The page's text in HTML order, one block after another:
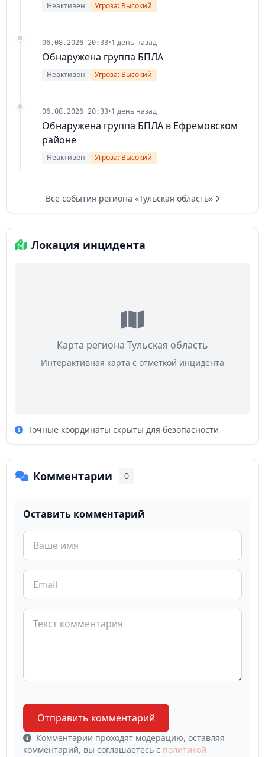
Неактивен Угроза: Высокий
06.08.2026 20:33•1 день назад
Обнаружена группа БПЛА
Неактивен Угроза: Высокий
06.08.2026 20:33•1 день назад
Обнаружена группа БПЛА в Ефремовском
районе
Неактивен Угроза: Высокий
Все события региона «Тульская область»
Локация инцидента
Карта региона Тульская область
Интерактивная карта с отметкой инцидента
Точные координаты скрыты для безопасности
Комментарии 0
Оставить комментарий
Отправить комментарий
Комментарии проходят модерацию, оставляя
комментарий, вы соглашаетесь с политикой